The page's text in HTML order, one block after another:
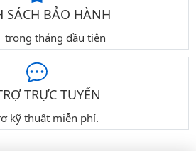
SÁCH BẢO HÀNH
trong tháng đầu tiên
TRỰC TUYẾN
kỹ thuật miễn phí.